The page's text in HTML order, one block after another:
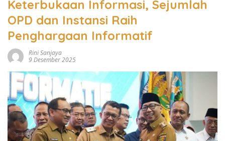
Keterbukaan Informasi, Sejumlah
OPD dan Instansi Raih
Penghargaan Informatif
Rini Sanjaya
9 Desember 2025